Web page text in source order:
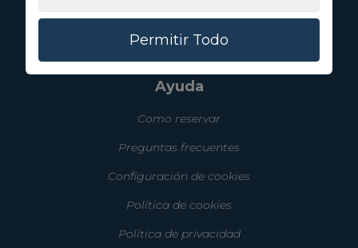
Experiencias
Sobre nosotros
Ayuda
Como reservar
Preguntas frecuentes
Configuración de cookies
Política de cookies
Política de privacidad
Permitir Todo